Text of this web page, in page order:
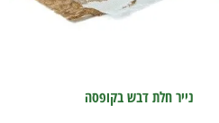
נייר חלת דבש בקופסה